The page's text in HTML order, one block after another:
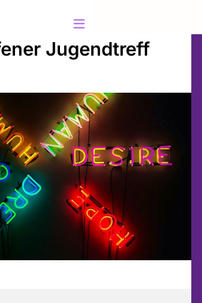
Jugendtreff